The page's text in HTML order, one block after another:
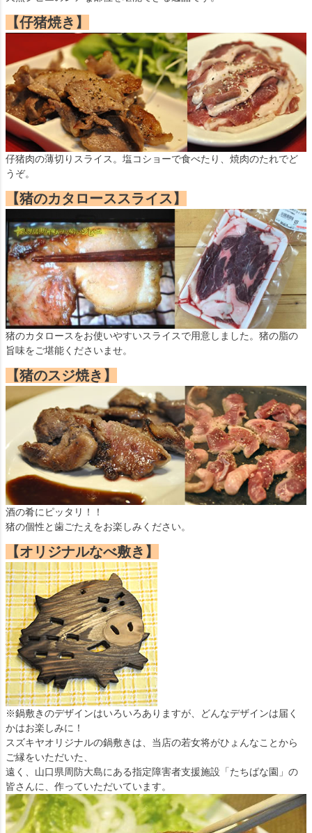
【仔猪焼き】
仔猪肉の薄切りスライス。塩コショーで食べたり、焼肉のたれでど
うぞ。
【猪のカタローススライス】
猪のカタロースをお使いやすいスライスで用意しました。猪の脂の
旨味をご堪能くださいませ。
【猪のスジ焼き】
酒の肴にピッタリ！！
猪の個性と歯ごたえをお楽しみください。
【オリジナルなべ敷き】
※鍋敷きのデザインはいろいろありますが、どんなデザインは届く
かはお楽しみに！
スズキヤオリジナルの鍋敷きは、当店の若女将がひょんなことから
ご縁をいただいた、
遠く、山口県周防大島にある指定障害者支援施設「たちばな園」の
皆さんに、作っていただいています。